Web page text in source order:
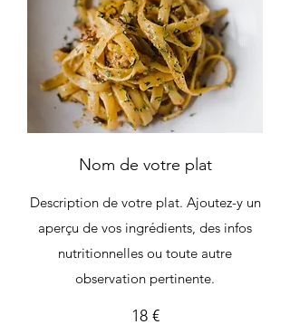
Nom de votre plat
Description de votre plat. Ajoutez-y un
aperçu de vos ingrédients, des infos
nutritionnelles ou toute autre
observation pertinente.
18 €